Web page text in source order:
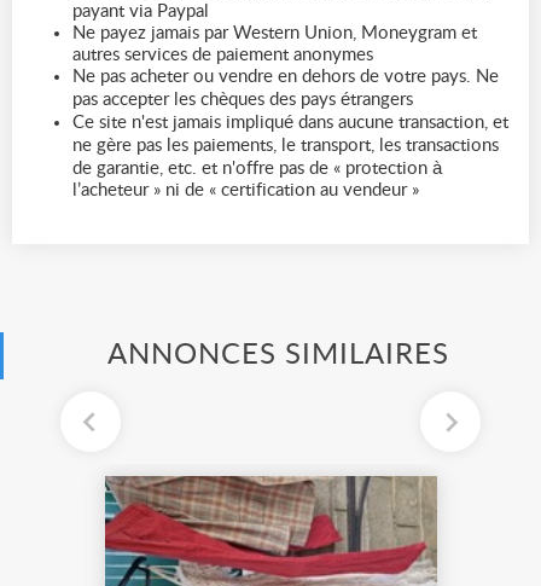
payant via Paypal
Ne payez jamais par Western Union, Moneygram et
autres services de paiement anonymes
Ne pas acheter ou vendre en dehors de votre pays. Ne
pas accepter les chèques des pays étrangers
Ce site n'est jamais impliqué dans aucune transaction, et
ne gère pas les paiements, le transport, les transactions
de garantie, etc. et n'offre pas de « protection à
l’acheteur » ni de « certification au vendeur »
ANNONCES SIMILAIRES